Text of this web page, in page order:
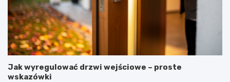
Jak wyregulować drzwi wejściowe – proste
wskazówki